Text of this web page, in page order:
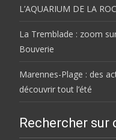
L’AQUARIUM DE LA
La Tremblade : zoom
Bouverie
Marennes-Plage : des
découvrir tout l’été
Rechercher sur